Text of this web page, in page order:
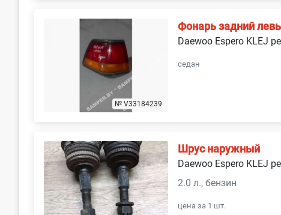
№ V33184239
Фонарь задний
Daewoo Espero KLEJ
седан
Шрус наружный
Daewoo Espero KLEJ
2.0 л., бензин
цена за 1 шт.